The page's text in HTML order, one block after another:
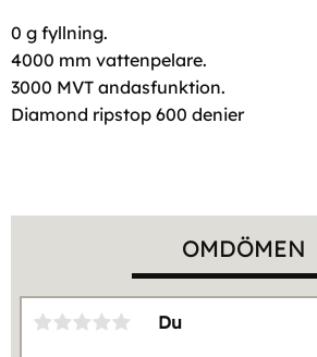
0 g fyllning.
4000 mm vattenpelare.
3000 MVT andasfunktion.
Diamond ripstop 600 denier
OMDÖMEN
Du